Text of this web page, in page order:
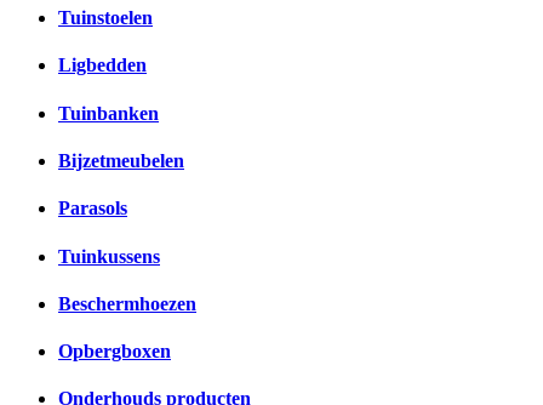
Tuinstoelen
Ligbedden
Tuinbanken
Bijzetmeubelen
Parasols
Tuinkussens
Beschermhoezen
Opbergboxen
Onderhouds producten